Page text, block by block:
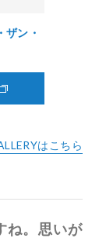
ザン・
はこちら
ね。思いが